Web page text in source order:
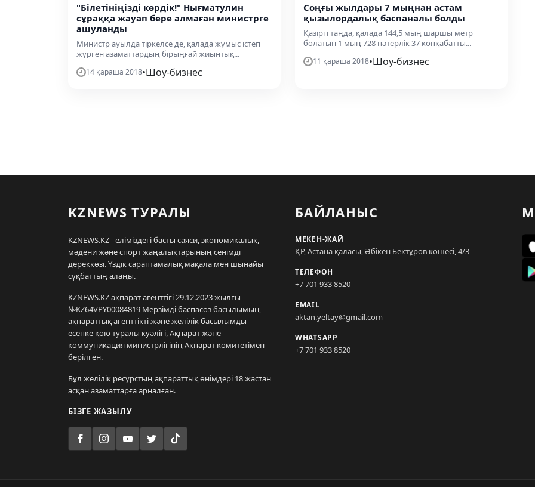
"Білетініңізді көрдік!" Нығматулин
сұраққа жауап бере алмаған министрге
ашуланды
Министр ауылда тіркелсе де, қалада жұмыс істеп
жүрген азаматтардың бірыңғай жиынтық...
14 қараша 2018•Шоу-бизнес
Соңғы жылдары 7 мыңнан астам
қызылордалық баспаналы болды
Қазіргі таңда, қалада 144,5 мың шаршы метр
болатын 1 мың 728 пәтерлік 37 көпқабатты...
11 қараша 2018•Шоу-бизнес
KZNEWS ТУРАЛЫ
KZNEWS.KZ - еліміздегі басты саяси, экономикалық,
мәдени және спорт жаңалықтарының сенімді
дереккөзі. Үздік сараптамалық мақала мен шынайы
сұқбаттың алаңы.
KZNEWS.KZ ақпарат агенттігі 29.12.2023 жылғы
№KZ64VPY00084819 Мерзімді баспасөз басылымын,
ақпараттық агенттікті және желілік басылымды
есепке қою туралы куәлігі, Ақпарат және
коммуникация министрлігінің Ақпарат комитетімен
берілген.
Бұл желілік ресурстың ақпараттық өнімдері 18 жастан
асқан азаматтарға арналған.
БІЗГЕ ЖАЗЫЛУ
БАЙЛАНЫС
МЕКЕН-ЖАЙ
ҚР, Астана қаласы, Әбікен Бектұров көшесі, 4/3
ТЕЛЕФОН
+7 701 933 8520
EMAIL
aktan.yeltay@gmail.com
WHATSAPP
+7 701 933 8520